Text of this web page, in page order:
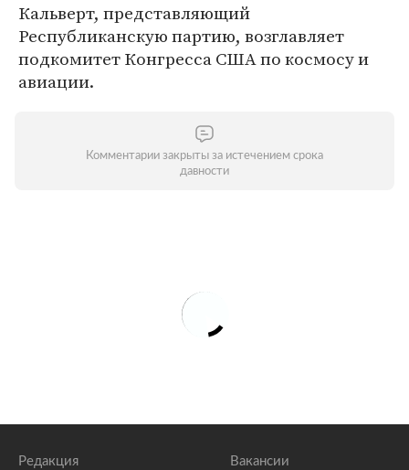
Кальверт, представляющий
Республиканскую партию, возглавляет
подкомитет Конгресса США по космосу и
авиации.
Комментарии закрыты за истечением срока
давности
Редакция Вакансии